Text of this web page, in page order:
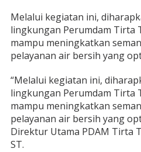
Melalui kegiatan ini,
lingkungan Perumdam Tirta
mampu meningkatkan
pelayanan air bersih yang
“Melalui kegiatan ini,
lingkungan Perumdam Tirta
mampu meningkatkan
pelayanan air bersih yang
Direktur Utama PDAM Tirta
ST.